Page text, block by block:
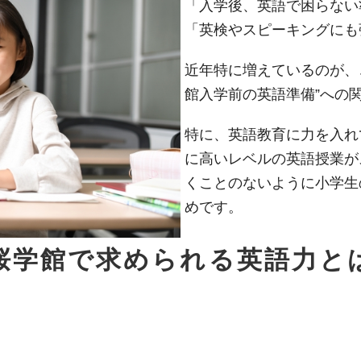
「入学後、英語で困らな
「英検やスピーキングに
近年特に増えているのが
館入学前の英語準備”への
特に、英語教育に力を入
に高いレベルの英語授業
くことのないように小学
めです。
学館で求められる英語力と